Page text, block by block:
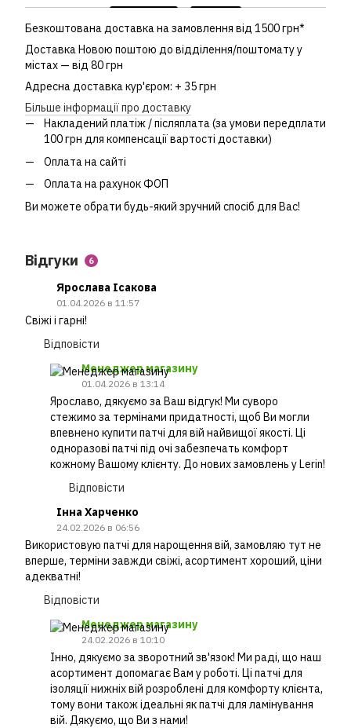
Безкоштована доставка на замовлення від 1500 грн*
Доставка Новою поштою до відділення/поштомату у
містах — від 80 грн
Адресна доставка кур'єром: + 35 грн
Більше інформації про доставку
Накладений платіж / післяплата (за умови передплати
100 грн для компенсації вартості доставки)
Оплата на сайті
Оплата на рахунок ФОП
Ви можете обрати будь-який зручний спосіб для Вас!
Відгуки 6
Ярослава Ісакова
01.04.2026 в 11:57
Свіжі і гарні!
Відповісти
Менеджер магазину
01.04.2026 в 13:14
Ярославо, дякуємо за Ваш відгук! Ми суворо
стежимо за термінами придатності, щоб Ви могли
впевнено купити патчі для вій найвищої якості. Ці
одноразові патчі під очі забезпечать комфорт
кожному Вашому клієнту. До нових замовлень у Lerin!
Відповісти
Інна Харченко
24.02.2026 в 06:56
Використовую патчі для нарощення вій, замовляю тут не
вперше, терміни завжди свіжі, асортимент хороший, ціни
адекватні!
Відповісти
Менеджер магазину
24.02.2026 в 10:10
Інно, дякуємо за зворотний зв'язок! Ми раді, що наш
асортимент допомагає Вам у роботі. Ці патчі для
ізоляції нижніх вій розроблені для комфорту клієнта,
тому вони також ідеальні як патчі для ламінування
вій. Дякуємо, що Ви з нами!